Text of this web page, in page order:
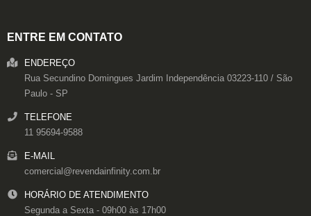
ENTRE EM CONTATO
ENDEREÇO
Rua Secundino Domingues Jardim Independência 03223-110 / São
Paulo - SP
TELEFONE
11 95694-9588
E-MAIL
comercial@revendainfinity.com.br
HORÁRIO DE ATENDIMENTO
Segunda a Sexta - 09h00 às 17h00